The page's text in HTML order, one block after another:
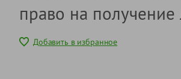
право на получение
Добавить в избранное